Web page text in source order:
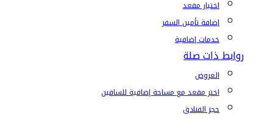
اختيار مقعد
إضافة تأمين السفر
خدمات إضافية
روابط ذات صلة
العروض
اختر مقعد مع مساحة إضافية للساقين
حجز الفنادق